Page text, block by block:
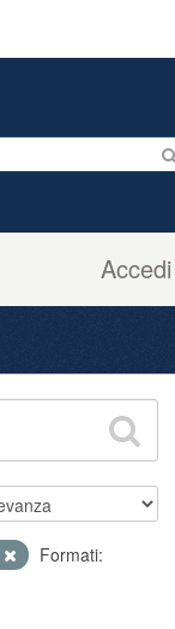
Accedi
Formati: